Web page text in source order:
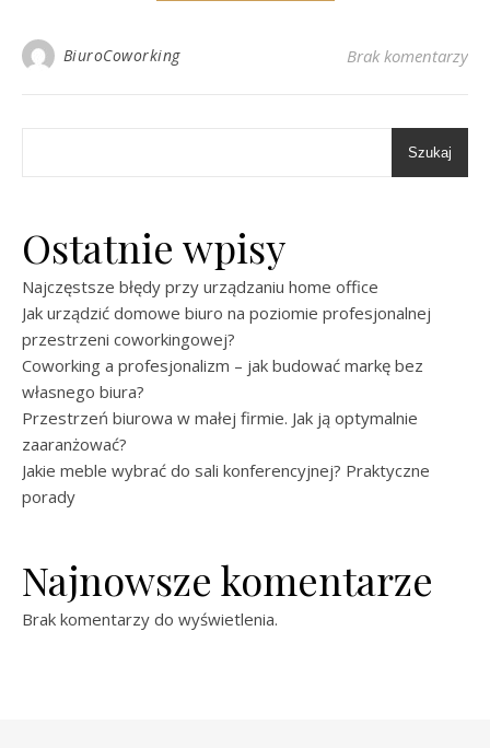
BiuroCoworking Brak komentarzy
Szukaj
Ostatnie wpisy
Najczęstsze błędy przy urządzaniu home office
Jak urządzić domowe biuro na poziomie profesjonalnej
przestrzeni coworkingowej?
Coworking a profesjonalizm – jak budować markę bez
własnego biura?
Przestrzeń biurowa w małej firmie. Jak ją optymalnie
zaaranżować?
Jakie meble wybrać do sali konferencyjnej? Praktyczne
porady
Najnowsze komentarze
Brak komentarzy do wyświetlenia.